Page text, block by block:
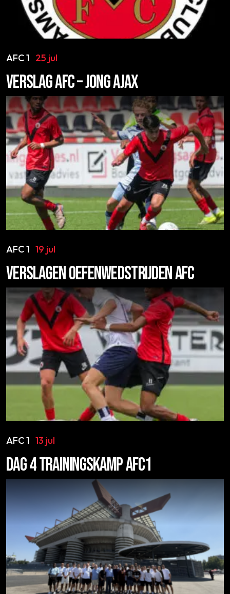
AFC 1 25 jul
VERSLAG AFC – JONG AJAX
AFC 1 19 jul
VERSLAGEN OEFENWEDSTRIJDEN AFC
AFC 1 13 jul
DAG 4 TRAININGSKAMP AFC1